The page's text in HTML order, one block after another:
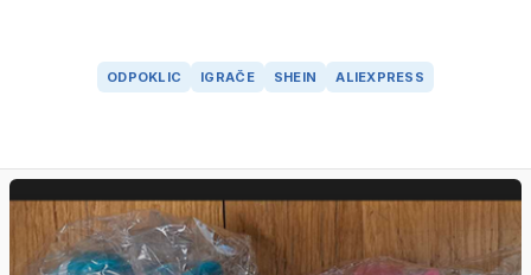
ODPOKLIC IGRAČE SHEIN ALIEXPRESS